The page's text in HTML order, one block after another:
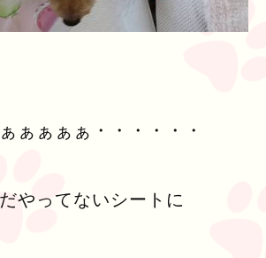
ぁぁぁぁ・・・・・・
やってないシートに